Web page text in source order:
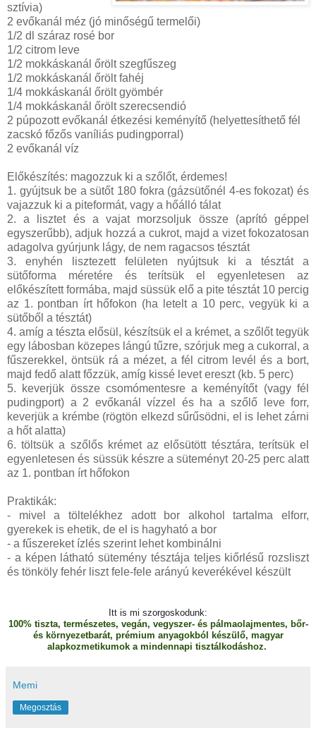
sztívia)
2 evőkanál méz (jó minőségű termelői)
1/2 dl száraz rosé bor
1/2 citrom leve
1/2 mokkáskanál őrölt szegfűszeg
1/2 mokkáskanál őrölt fahéj
1/4 mokkáskanál őrölt gyömbér
1/4 mokkáskanál őrölt szerecsendió
2 púpozott evőkanál étkezési keményítő (helyettesíthető fél
zacskó főzős vaníliás pudingporral)
2 evőkanál víz
Előkészítés: magozzuk ki a szőlőt, érdemes!
1. gyújtsuk be a sütőt 180 fokra (gázsütőnél 4-es fokozat) és
vajazzuk ki a piteformát, vagy a hőálló tálat
2. a lisztet és a vajat morzsoljuk össze (aprító géppel
egyszerűbb), adjuk hozzá a cukrot, majd a vizet fokozatosan
adagolva gyúrjunk lágy, de nem ragacsos tésztát
3. enyhén lisztezett felületen nyújtsuk ki a tésztát a
sütőforma méretére és terítsük el egyenletesen az
előkészített formába, majd süssük elő a pite tésztát 10 percig
az 1. pontban írt hőfokon (ha letelt a 10 perc, vegyük ki a
sütőből a tésztát)
4. amíg a tészta elősül, készítsük el a krémet, a szőlőt tegyük
egy lábosban közepes lángú tűzre, szórjuk meg a cukorral, a
fűszerekkel, öntsük rá a mézet, a fél citrom levél és a bort,
majd fedő alatt főzzük, amíg kissé levet ereszt (kb. 5 perc)
5. keverjük össze csomómentesre a keményítőt (vagy fél
pudingport) a 2 evőkanál vízzel és ha a szőlő leve forr,
keverjük a krémbe (rögtön elkezd sűrűsödni, el is lehet zárni
a hőt alatta)
6. töltsük a szőlős krémet az elősütött tésztára, terítsük el
egyenletesen és süssük készre a süteményt 20-25 perc alatt
az 1. pontban írt hőfokon
Praktikák:
- mivel a töltelékhez adott bor alkohol tartalma elforr,
gyerekek is ehetik, de el is hagyható a bor
- a fűszereket ízlés szerint lehet kombinálni
- a képen látható sütemény tésztája teljes kiőrlésű rozsliszt
és tönköly fehér liszt fele-fele arányú keverékével készült
Itt is mi szorgoskodunk:
100% tiszta, természetes, vegán, vegyszer- és pálmaolajmentes, bőr-
és környezetbarát, prémium anyagokból készülő, magyar
alapkozmetikumok a mindennapi tisztálkodáshoz.
Memi
Megosztás